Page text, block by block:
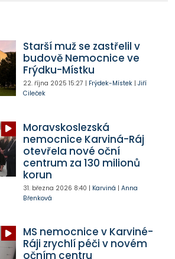
Starší muž se zastřelil v
budově Nemocnice ve
Frýdku-Místku
22. října 2025 15:27 | Frýdek-Místek| Jiří
Cileček
Moravskoslezská
nemocnice Karviná-Ráj
otevřela nové oční
centrum za 130 milionů
korun
31. března 2026 8:40 | Karviná | Anna
Břenková
MS nemocnice v Karviné-
Ráji zrychlí péči v novém
očním centru